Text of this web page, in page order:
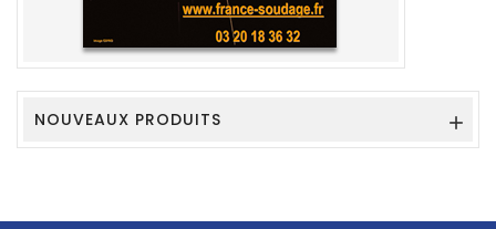
NOUVEAUX PRODUITS 